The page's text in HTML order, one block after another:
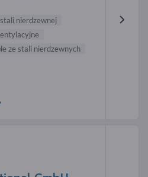
nierdzewnej
ze stali nierdzewnych